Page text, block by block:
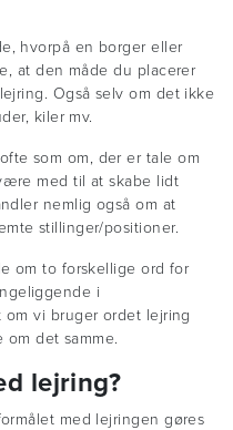
hvorpå en borger eller
at den måde du placerer
Også selv om det ikke
kiler mv.
som om, der er tale om
med til at skabe lidt
nemlig også om at
stillinger/positioner.
om to forskellige ord for
i
vi bruger ordet lejring
det samme.
lejring?
med lejringen gøres